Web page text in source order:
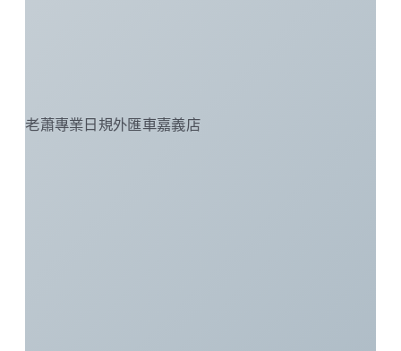
老蕭專業日規外匯車嘉義店